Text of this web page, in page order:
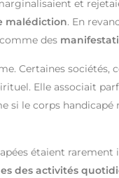
et
malédiction. En
des
Certaines sociétés,
Elle associait
si le corps handicapé
étaient rarement
des activités